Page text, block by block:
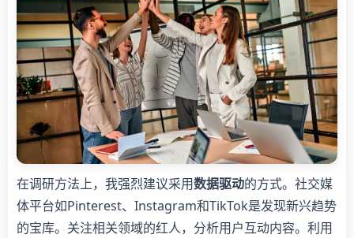
在调研方法上，我强烈建议采用数据驱动的方式。社交媒
体平台如Pinterest、Instagram和TikTok是发现新兴趋势
的宝库。关注相关领域的红人，分析用户互动内容。利用